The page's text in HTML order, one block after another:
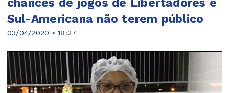
03/04/2020 • 18:27
chances de jogos de Libertadores e
Sul-Americana não terem público